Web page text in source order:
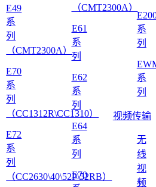
E49
系
列
（CMT2300A）
E70
系
列
（CC1312R\CC1310）
E72
系
列
（CC2630\40\52P\52RB）
（CMT2300A）
E61
系
列
E62
系
列
E64
系
列
E70
系
列
系
列
视频传输
无
线
视
频